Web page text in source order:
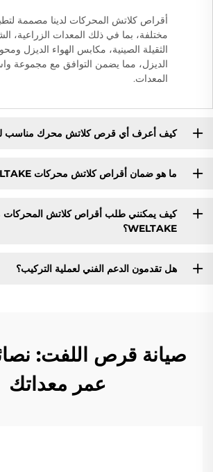
أقراص كلاتش المحركات لدينا مصممة
مختلفة، بما في ذلك المعدات الزراعية،
الثقيلة الصينية، مكابس الهواء الديزل
الديزل، مما يضمن التوافق مع مجموعة
المعدات.
كيف أعرف أي قرص كلاتش محرك مناسب
ما هو ضمان أقراص كلاتش محركات WELTAKE؟
كيف يمكنني طلب أقراص كلاتش
WELTAKE؟
هل تقدمون الدعم الفني لعملية التركيب؟
صيانة قرص اللفت:
عمر معداتك